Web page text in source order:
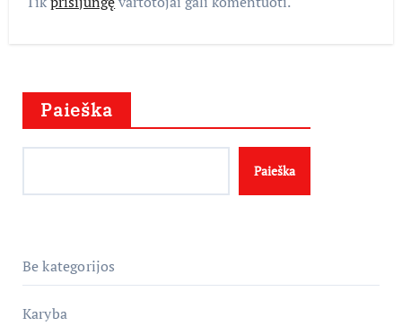
Paieška
Paieška
Be kategorijos
Karyba